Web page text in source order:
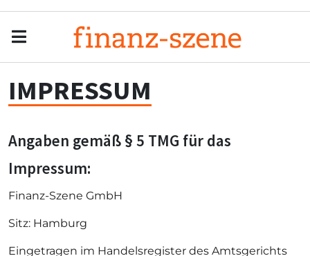
IMPRESSUM
Angaben gemäß § 5 TMG für das
Impressum:
Finanz-Szene GmbH
Sitz: Hamburg
Eingetragen im Handelsregister des Amtsgerichts